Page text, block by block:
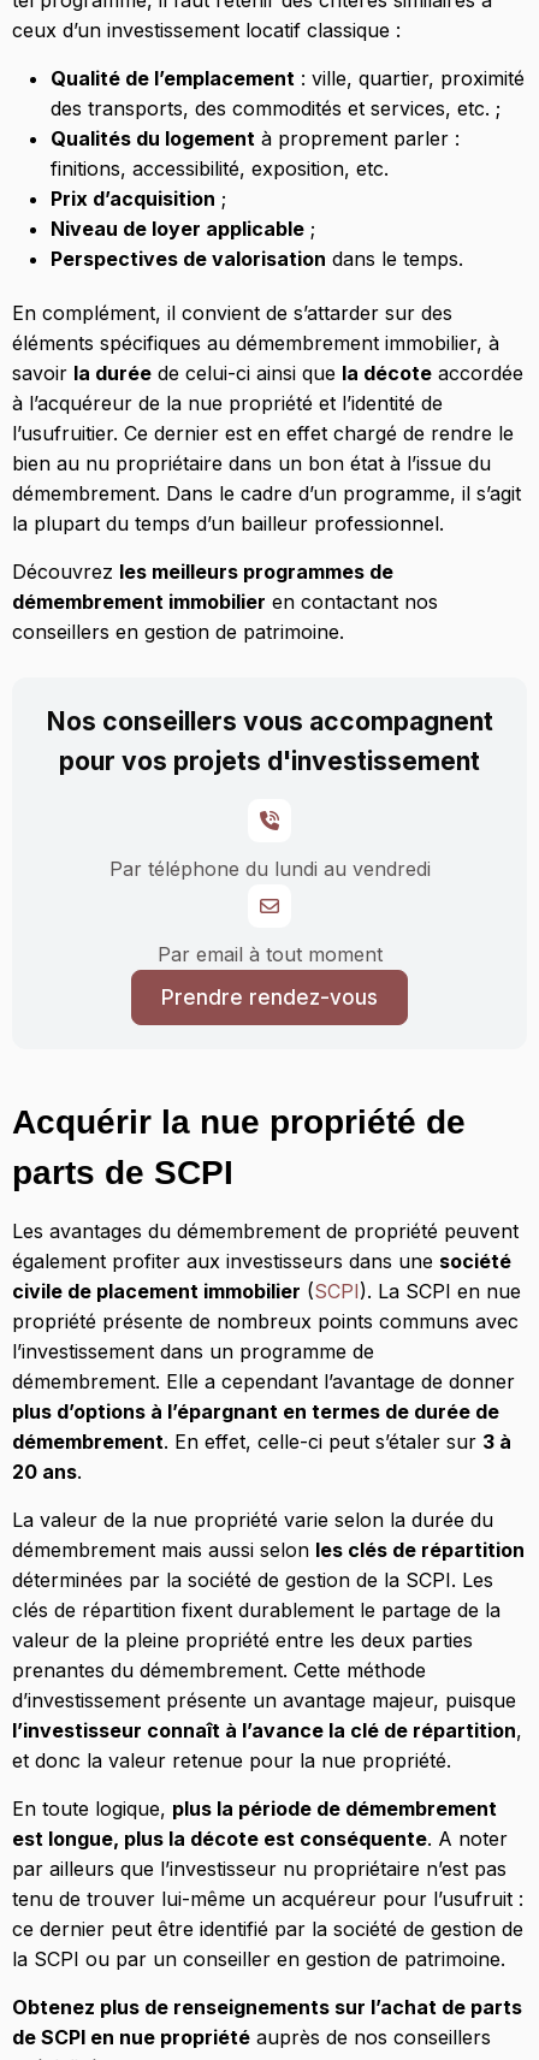
ceux d’un investissement locatif classique :
Qualité de l’emplacement : ville, quartier, proximité
des transports, des commodités et services, etc. ;
Qualités du logement à proprement parler :
finitions, accessibilité, exposition, etc.
Prix d’acquisition ;
Niveau de loyer applicable ;
Perspectives de valorisation dans le temps.
En complément, il convient de s’attarder sur des
éléments spécifiques au démembrement immobilier, à
savoir la durée de celui-ci ainsi que la décote accordée
à l’acquéreur de la nue propriété et l’identité de
l’usufruitier. Ce dernier est en effet chargé de rendre le
bien au nu propriétaire dans un bon état à l’issue du
démembrement. Dans le cadre d’un programme, il s’agit
la plupart du temps d’un bailleur professionnel.
Découvrez les meilleurs programmes de
démembrement immobilier en contactant nos
conseillers en gestion de patrimoine.
Nos conseillers vous accompagnent
pour vos projets d'investissement
Par téléphone du lundi au vendredi
Par email à tout moment
Prendre rendez-vous
Acquérir la nue propriété de
parts de SCPI
Les avantages du démembrement de propriété peuvent
également profiter aux investisseurs dans une société
civile de placement immobilier (SCPI). La SCPI en nue
propriété présente de nombreux points communs avec
l’investissement dans un programme de
démembrement. Elle a cependant l’avantage de donner
plus d’options à l’épargnant en termes de durée de
démembrement. En effet, celle-ci peut s’étaler sur 3 à
20 ans.
La valeur de la nue propriété varie selon la durée du
démembrement mais aussi selon les clés de répartition
déterminées par la société de gestion de la SCPI. Les
clés de répartition fixent durablement le partage de la
valeur de la pleine propriété entre les deux parties
prenantes du démembrement. Cette méthode
d’investissement présente un avantage majeur, puisque
l’investisseur connaît à l’avance la clé de répartition,
et donc la valeur retenue pour la nue propriété.
En toute logique, plus la période de démembrement
est longue, plus la décote est conséquente. A noter
par ailleurs que l’investisseur nu propriétaire n’est pas
tenu de trouver lui-même un acquéreur pour l’usufruit :
ce dernier peut être identifié par la société de gestion de
la SCPI ou par un conseiller en gestion de patrimoine.
Obtenez plus de renseignements sur l’achat de parts
de SCPI en nue propriété auprès de nos conseillers